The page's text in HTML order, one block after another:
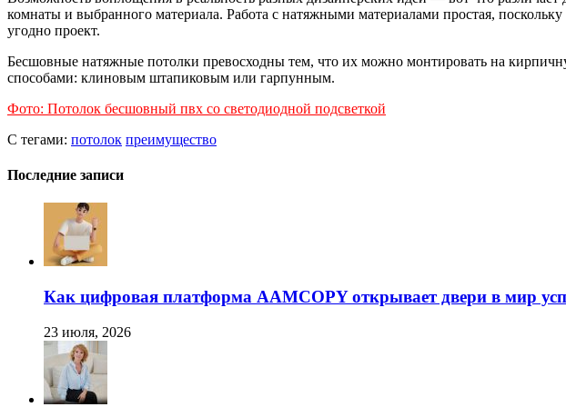
комнаты и выбранного материала. Работа с натяжными материалами простая,
угодно проект.
Бесшовные натяжные потолки превосходны тем, что их можно монтировать на
способами: клиновым штапиковым или гарпунным.
Фото: Потолок бесшовный пвх со светодиодной подсветкой
С тегами: потолок преимущество
Последние записи
Как цифровая платформа AAMCOPY открывает двери в мир
23 июля, 2026